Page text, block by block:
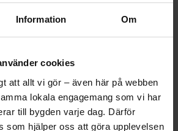
Information Om
cookies
att allt vi gör – även här på webben
lokala engagemang som vi har
till bygden varje dag. Därför
som hjälper oss att göra upplevelsen
medför en ökad kostnad för dig
bestämmelserna igen vilket innebär